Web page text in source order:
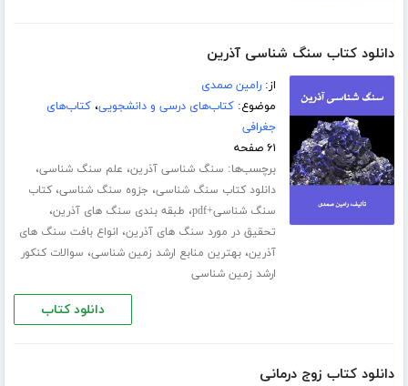
دانلود کتاب سنگ شناسی آذرین
از:رامین صمدی
موضوع:کتاب‌های درسی و دانشجویی،کتاب‌های
جغرافی
۶۱ صفحه
برچسب‌ها: سنگ شناسی آذرین، علم سنگ شناسی،
دانلود کتاب سنگ شناسی، جزوه سنگ شناسی،کتاب
سنگ شناسی+pdf
، طبقه بندی سنگ های آذرین،
تحقیق در مورد سنگ های آذرین، انواع بافت سنگ های
آذرین،بهترین منابع ارشد زمین شناسی، سوالات کنکور
ارشد زمین شناسی
دانلود کتاب
دانلود کتاب زوج درمانی